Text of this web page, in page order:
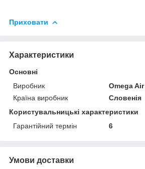
Приховати
Характеристики
Основні
Виробник
Omega Air
Країна виробник
Словенія
Користувальницькі характеристики
Гарантійний термін
6
Умови доставки